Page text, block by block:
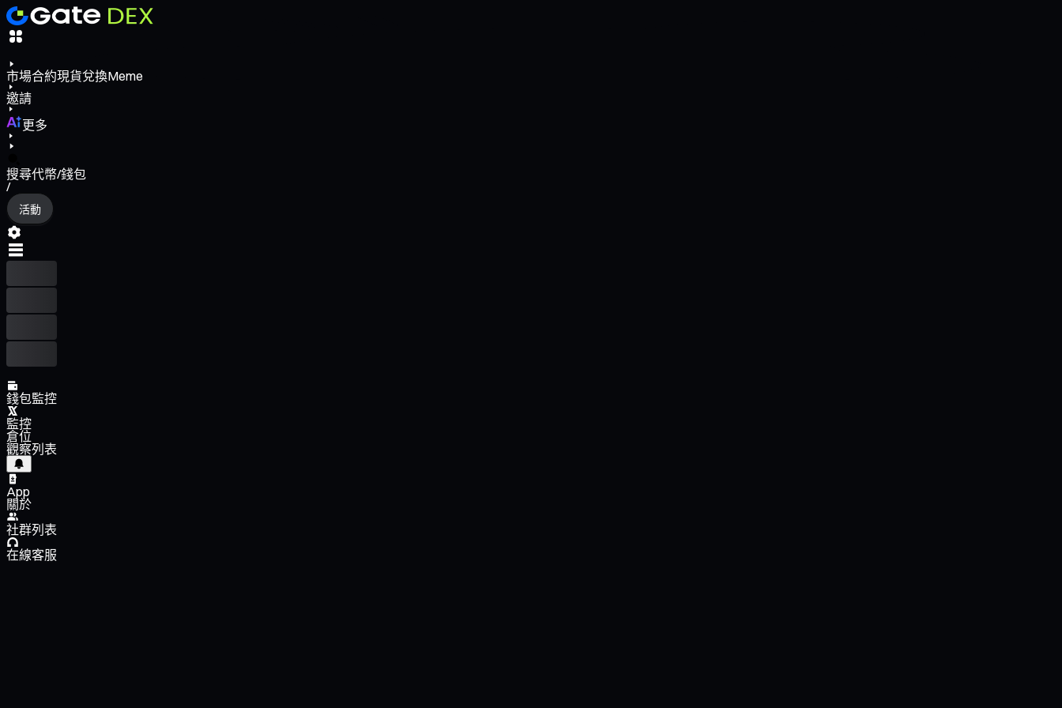
市場合約現貨兌換Meme
邀請
更多
搜尋代幣/錢包
/
活動
錢包監控
監控
倉位
觀察列表
App
關於
社群列表
在線客服